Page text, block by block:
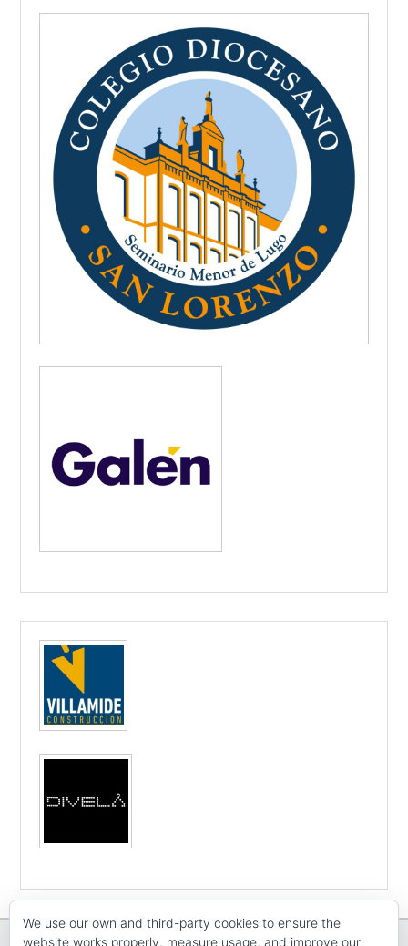
We use our own and third-party cookies to ensure the
website works properly, measure usage, and improve our